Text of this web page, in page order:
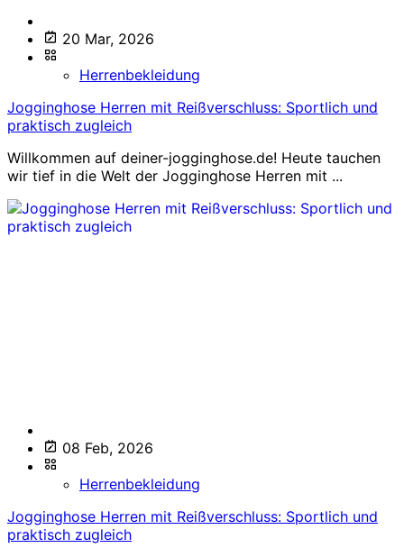
20 Mar, 2026
Herrenbekleidung
Jogginghose Herren mit Reißverschluss: Sportlich und
praktisch zugleich
Willkommen auf deiner-jogginghose.de! Heute tauchen
wir tief in die Welt der Jogginghose Herren mit ...
08 Feb, 2026
Herrenbekleidung
Jogginghose Herren mit Reißverschluss: Sportlich und
praktisch zugleich